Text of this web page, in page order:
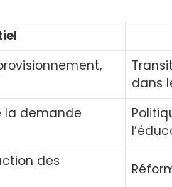
dans
la demande
des